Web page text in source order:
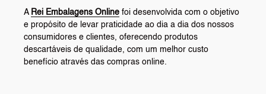
A Rei Embalagens Online foi desenvolvida com o objetivo
e propósito de levar praticidade ao dia a dia dos nossos
consumidores e clientes, oferecendo produtos
descartáveis de qualidade, com um melhor custo
benefício através das compras online.